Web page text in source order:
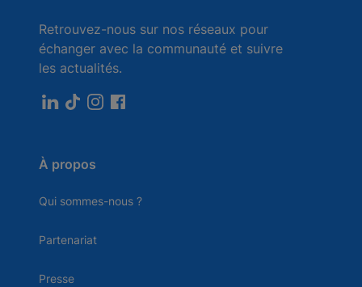
Retrouvez-nous sur nos réseaux pour
échanger avec la communauté et suivre
les actualités.
À propos
Qui sommes-nous ?
Partenariat
Presse